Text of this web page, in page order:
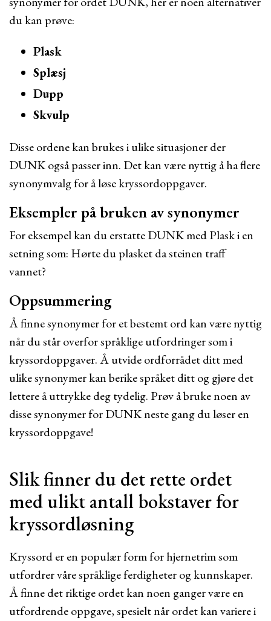
du kan prøve:
Plask
Splæsj
Dupp
Skvulp
Disse ordene kan brukes i ulike situasjoner der
DUNK også passer inn. Det kan være nyttig å ha flere
synonymvalg for å løse kryssordoppgaver.
Eksempler på bruken av synonymer
For eksempel kan du erstatte DUNK med Plask i en
setning som: Hørte du plasket da steinen traff
vannet?
Oppsummering
Å finne synonymer for et bestemt ord kan være nyttig
når du står overfor språklige utfordringer som i
kryssordoppgaver. Å utvide ordforrådet ditt med
ulike synonymer kan berike språket ditt og gjøre det
lettere å uttrykke deg tydelig. Prøv å bruke noen av
disse synonymer for DUNK neste gang du løser en
kryssordoppgave!
Slik finner du det rette ordet
med ulikt antall bokstaver for
kryssordløsning
Kryssord er en populær form for hjernetrim som
utfordrer våre språklige ferdigheter og kunnskaper.
Å finne det riktige ordet kan noen ganger være en
utfordrende oppgave, spesielt når ordet kan variere i